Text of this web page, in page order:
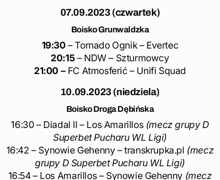
07.09.2023 (czwartek)
Boisko Grunwaldzka
19:30 – Tornado Ognik – Evertec
20:15 – NDW – Szturmowcy
21:00 – FC Atmosferić – Unifi Squad
10.09.2023 (niedziela)
Boisko Droga Dębińska
16:30 – Diadal II – Los Amarillos (mecz grupy D
Superbet Pucharu WL Ligi)
16:42 – Synowie Gehenny – transkrupka.pl (mecz
grupy D Superbet Pucharu WL Ligi)
16:54 – Los Amarillos – Synowie Gehenny (mecz